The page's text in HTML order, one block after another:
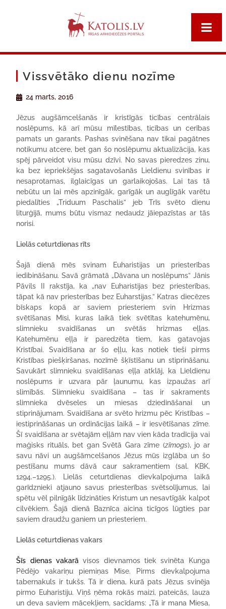
Vissvētāko dienu nozīme
24 marts, 2016
Jēzus augšāmcelšanās ir kristīgās ticības centrālais
noslēpums, kā arī mūsu mīlestības, ticības un cerības
pamats un garants. Pashas svinēšana nav tikai pagātnes
notikumu atcere, bet gan šo noslēpumu aktualizācija, kas
spēj pārveidot visu mūsu dzīvi. No savas pieredzes zinu,
ka bez iepriekšējas sagatavošanās Lieldienu svinības ir
nesaprotamas, ilglaicīgas un garlaikojošas. Lai tas tā
nebūtu un lai mēs apzinīgāk, garīgāk un auglīgāk varētu
piedalīties „Triduum Paschalis” jeb Trīs svēto dienu
liturģijā, mums būtu vismaz nedaudz jāiepazīstas ar tās
norisi.
Lielās ceturtdienas rīts
Šajā dienā mēs svinam Euharistijas un priesterības
iedibināšanu. Savā grāmatā „Dāvana un noslēpums” Jānis
Pāvils II rakstīja, ka „nav Euharistijas bez priesterības,
tāpat kā nav priesterības bez Euharstijas.” Katras diecēzes
bīskaps kopā ar saviem priesteriem svin Hrizmas
svētīšanas Misi, kuras laikā tiek svētītas katehumēnu,
slimnieku svaidīšanas un svētās hrizmas eļļas.
Katehumēnu eļļa ir paredzēta tiem, kas gatavojas
Kristībai. Svaidīšana ar šo eļļu, kas notiek tieši pirms
Kristības piešķiršanas, nozīmē šķīstīšanu un stiprināšanu.
Savukārt slimnieku svaidīšanas eļļa atklāj, ka Lieldienu
noslēpums ir uzvara pār ļaunumu, kas izpaužas arī
slimībās. Slimnieku svaidīšana – tas ir sakraments
slimnieka dvēseles un miesas dziedināšanai un
stiprinājumam. Svaidīšana ar svēto hrizmu pēc Kristības –
iestiprināšanas un ordinācijas laikā – ir iesvētīšanas zīme.
Šī svaidīšana ar svētajām eļļām nav vien kāda tradīcija vai
maģisks rituāls, bet gan Svētā Gara zīme (zīmogs), jo ar
savu nāvi un augšāmcelšanos Jēzus mūs izglāba un šo
pestīšanu mums dāvā caur sakramentiem (sal. KBK,
1294.–1295.). Lielās ceturtdienas dievkalpojuma laikā
garīdznieki atjauno savus priesterības svētsolījumus, lai
spētu vēl pilnīgāk līdzināties Kristum un nesavtīgāk kalpot
cilvēkiem. Šajā dienā Baznīca aicina ticīgos lūgties par
saviem draudžu ganiem un priesteriem.
Lielās ceturtdienas vakars
Šīs dienas vakarā visos dievnamos tiek svinēta Kunga
Pēdējo vakariņu piemiņas Mise. Pirms dievkalpojuma
tabernakuls ir tukšs. Tā ir diena, kurā pats Jēzus svinēja
pirmo Euharistiju. Viņš ņēma rokās maizi, pateicās, lauza
un deva saviem mācekļiem, sacīdams: „Tā ir mana Miesa,